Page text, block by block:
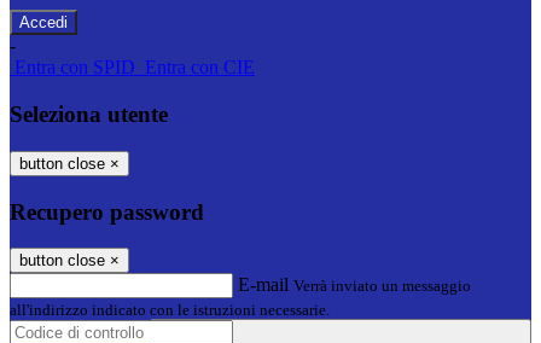
-
Entra con SPID Entra con CIE
Seleziona utente
button close ×
Recupero password
button close ×
E-mail Verrà inviato un messaggio
all'indirizzo indicato con le istruzioni necessarie.